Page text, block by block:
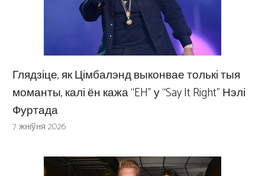
Глядзіце, як Цімбалэнд выконвае толькі тыя
моманты, калі ён кажа “EH” у “Say It Right” Нэлі
Фуртада
7 жніўня 2026